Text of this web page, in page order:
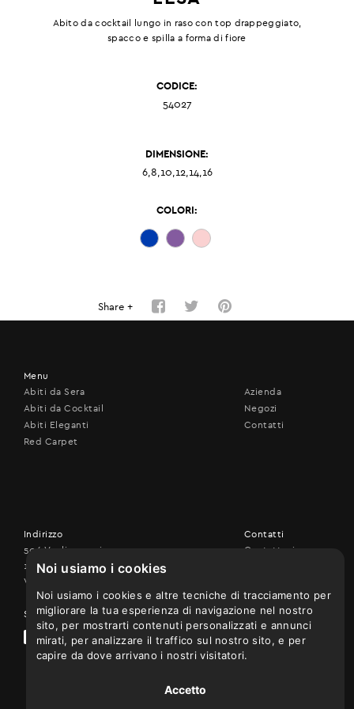
Noi usiamo i cookies
Noi usiamo i cookies e altre tecniche di tracciamento per
migliorare la tua esperienza di navigazione nel nostro
sito, per mostrarti contenuti personalizzati e annunci
mirati, per analizzare il traffico sul nostro sito, e per
capire da dove arrivano i nostri visitatori.
Accetto
Abito da cocktail lungo in raso con top drappeggiato,
spacco e spilla a forma di fiore
CODICE:
54027
DIMENSIONE:
6,8,10,12,14,16
COLORI:
Share +
Menu
Abiti da Sera
Abiti da Cocktail
Abiti Eleganti
Red Carpet
Azienda
Negozi
Contatti
Indirizzo
506 Vouliagmenis ave.,
17456 Alimos
Vedi sulla mappa
Seguici su
Contatti
Contattaci